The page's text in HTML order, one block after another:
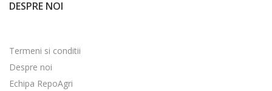
DESPRE NOI
Termeni si conditii
Despre noi
Echipa RepoAgri